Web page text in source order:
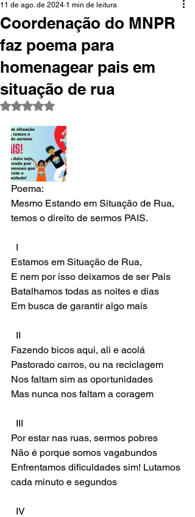
Coordenação do MNPR
faz poema para
homenagear pais em
situação de rua
11 de ago. de 2024 1 min de leitura
Avaliado com NaN de 5 estrelas.
Poema:
Mesmo Estando em Situação de Rua,
temos o direito de sermos PAIS.
  I
Estamos em Situação de Rua,
E nem por isso deixamos de ser Pais
Batalhamos todas as noites e dias
Em busca de garantir algo mais
  II
Fazendo bicos aqui, ali e acolá
Pastorado carros, ou na reciclagem
Nos faltam sim as oportunidades
Mas nunca nos faltam a coragem
  III
Por estar nas ruas, sermos pobres
Não é porque somos vagabundos
Enfrentamos dificuldades sim! Lutamos
cada minuto e segundos
  IV